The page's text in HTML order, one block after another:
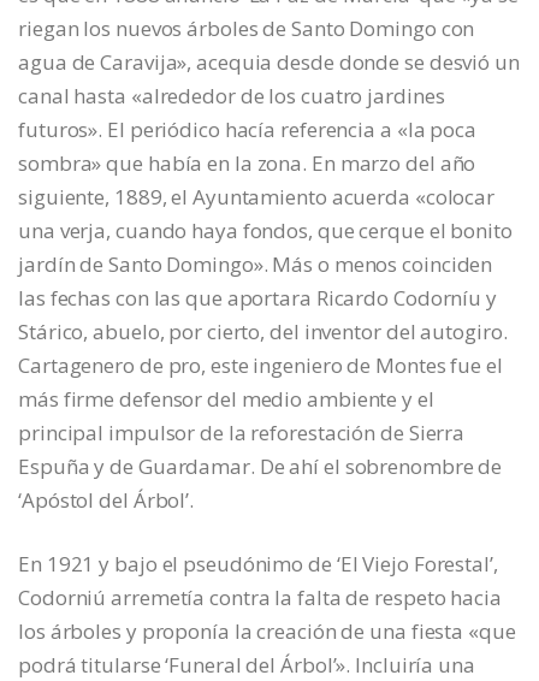
riegan los nuevos árboles de Santo Domingo con
agua de Caravija», acequia desde donde se desvió un
canal hasta «alrededor de los cuatro jardines
futuros». El periódico hacía referencia a «la poca
sombra» que había en la zona. En marzo del año
siguiente, 1889, el Ayuntamiento acuerda «colocar
una verja, cuando haya fondos, que cerque el bonito
jardín de Santo Domingo». Más o menos coinciden
las fechas con las que aportara Ricardo Codorníu y
Stárico, abuelo, por cierto, del inventor del autogiro.
Cartagenero de pro, este ingeniero de Montes fue el
más firme defensor del medio ambiente y el
principal impulsor de la reforestación de Sierra
Espuña y de Guardamar. De ahí el sobrenombre de
‘Apóstol del Árbol’.
En 1921 y bajo el pseudónimo de ‘El Viejo Forestal’,
Codorniú arremetía contra la falta de respeto hacia
los árboles y proponía la creación de una fiesta «que
podrá titularse ‘Funeral del Árbol’». Incluiría una